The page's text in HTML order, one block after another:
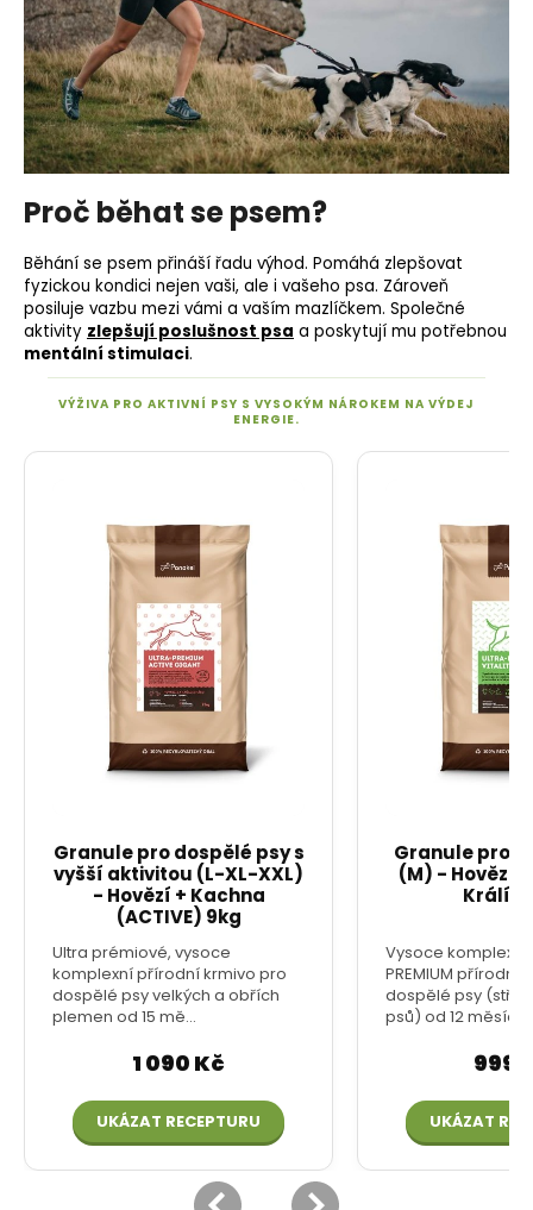
Proč běhat se psem?
Běhání se psem přináší řadu výhod. Pomáhá zlepšovat
fyzickou kondici nejen vaši, ale i vašeho psa. Zároveň
posiluje vazbu mezi vámi a vaším mazlíčkem. Společné
aktivity zlepšují poslušnost psa a poskytují mu potřebnou
mentální stimulaci.
D
o
p
o
r
u
č
u
j
e
m
e